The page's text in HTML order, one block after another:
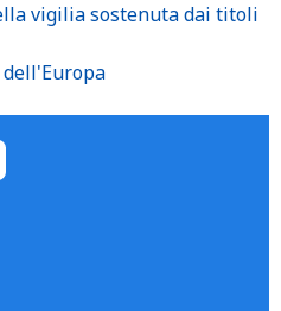
vigilia sostenuta dai titoli